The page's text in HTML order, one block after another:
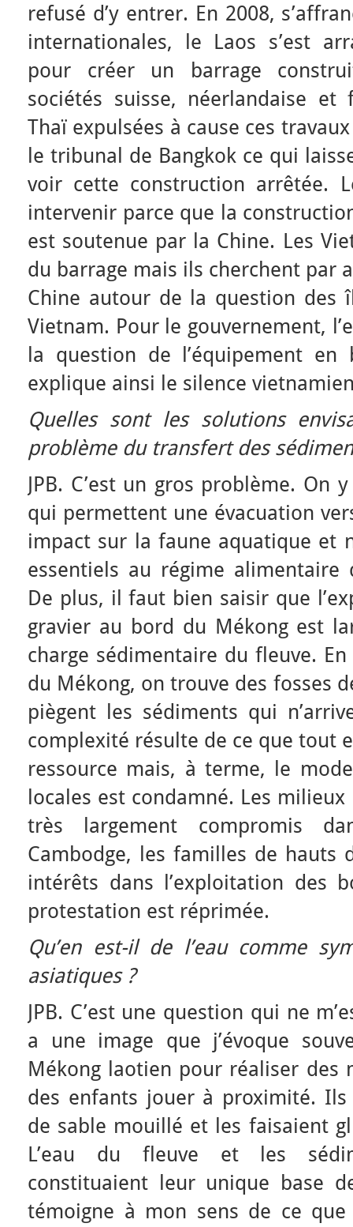
refusé d’y entrer. En 2008,
internationales, le Laos s’est
pour créer un barrage
sociétés suisse, néerlandaise et
Thaï expulsées à cause ces
le tribunal de Bangkok ce qui
voir cette construction arrêtée.
intervenir parce que la
est soutenue par la Chine. Les
du barrage mais ils cherchent par
Chine autour de la question des
Vietnam. Pour le gouvernement,
la question de l’équipement
explique ainsi le silence
Quelles sont les solutions
problème du transfert des
JPB. C’est un gros problème. On
qui permettent une évacuation
impact sur la faune aquatique et
essentiels au régime alimentaire
De plus, il faut bien saisir que
gravier au bord du Mékong est
charge sédimentaire du fleuve.
du Mékong, on trouve des fosses
piègent les sédiments qui
complexité résulte de ce que tout
ressource mais, à terme, le
locales est condamné. Les
très largement compromis
Cambodge, les familles de hauts
intérêts dans l’exploitation des
protestation est réprimée.
Qu’en est-il de l’eau comme
asiatiques ?
JPB. C’est une question qui ne
a une image que j’évoque
Mékong laotien pour réaliser des
des enfants jouer à proximité.
de sable mouillé et les faisaient
L’eau du fleuve et les
constituaient leur unique base
témoigne à mon sens de ce